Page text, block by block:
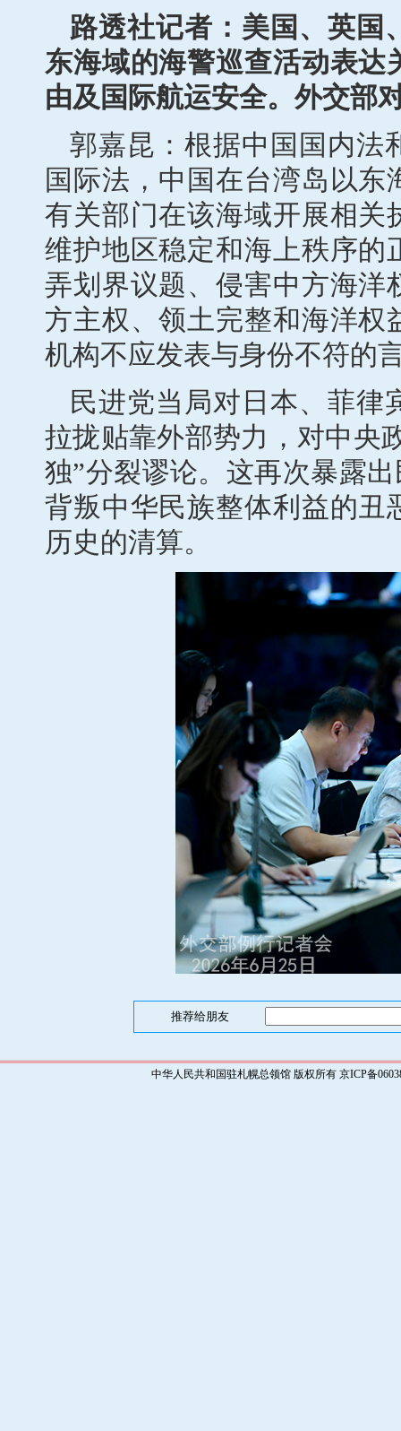
路透社记者：美国、英国
东海域的海警巡查活动表达
由及国际航运安全。外交部
郭嘉昆：根据中国国内法
国际法，中国在台湾岛以
有关部门在该海域开展相关
维护地区稳定和海上秩序的
弄划界议题、侵害中方海洋
方主权、领土完整和海洋权
机构不应发表与身份不符的
民进党当局对日本、菲律
拉拢贴靠外部势力，对中央
独”分裂谬论。这再次暴露
背叛中华民族整体利益的丑
历史的清算。
推荐给朋友
中华人民共和国驻札幌总领馆 版权所有 京ICP备